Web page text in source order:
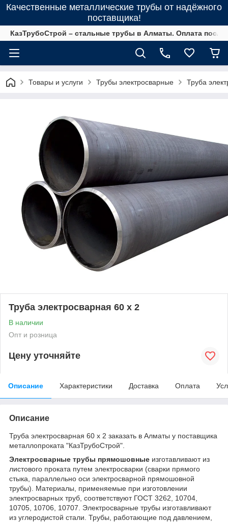
Качественные металлические трубы от надёжного
поставщика!
КазТрубоСтрой – стальные трубы в Алматы. Оплата
Товары и услуги Трубы электросварные Труба
Труба электросварная 60 х 2
В наличии
Опт и розница
Цену уточняйте
Описание Характеристики Доставка Оплата
Описание
Труба электросварная 60 х 2 заказать в Алматы у поставщика
металлопроката "КазТрубоСтрой".
Электросварные трубы прямошовные изготавливают из
листового проката путем электросварки (сварки прямого
стыка, параллельно оси электросварной прямошовной
трубы). Материалы, применяемые при изготовлении
электросварных труб, соответствуют ГОСТ 3262, 10704,
10705, 10706, 10707. Электросварные трубы изготавливают
из углеродистой стали. Трубы, работающие под давлением,